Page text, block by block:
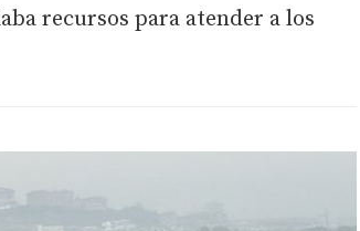
recursos para atender a los